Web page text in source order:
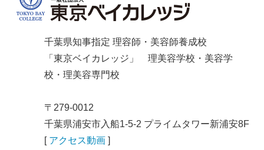
千葉県知事指定 理容師・美容師養成校
「東京ベイカレッジ」 理美容学校・美容学
校・理美容専門校
〒279-0012
千葉県浦安市入船1-5-2 プライムタワー新浦安8F
[ アクセス動画 ]